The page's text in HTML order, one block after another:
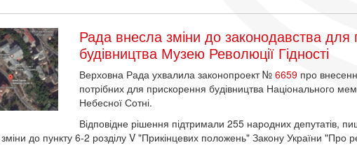
Рада внесла зміни до законодавства для
будівництва Музею Революції Гідності
Верховна Рада ухвалила законопроект №6659 про
потрібних для прискорення будівництва Національного
Небесної Сотні.
Відповідне рішення підтримали 255 народних депутатів,
до пункту 6-2 розділу V "Прикінцевих положень" Закону України "Про